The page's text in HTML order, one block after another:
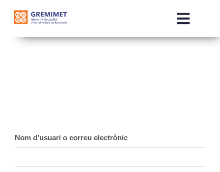
Toggle
Nom d’usuari o correu electrònic